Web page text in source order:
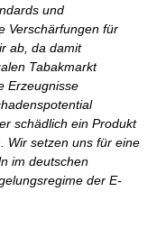
und
Verschärfungen für
ab, da damit
Tabakmarkt
Erzeugnisse
schädlich ein Produkt
Wir setzen uns für eine
im deutschen
der E-